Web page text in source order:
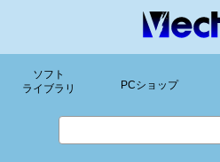
ソフト
ライブラリ
PCショップ